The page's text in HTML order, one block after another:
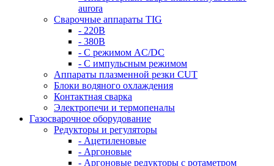
aurora
Сварочные аппараты TIG
- 220В
- 380В
- С режимом AC/DC
- С импульсным режимом
Аппараты плазменной резки CUT
Блоки водяного охлаждения
Контактная сварка
Электропечи и термопеналы
Газосварочное оборудование
Редукторы и регуляторы
- Ацетиленовые
- Аргоновые
- Аргоновые редукторы с ротаметром